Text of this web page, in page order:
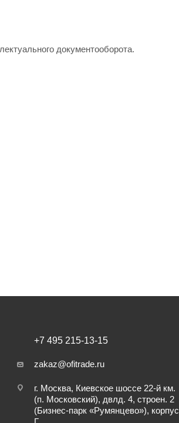
документооборота.
+7 495 215-13-15
zakaz@ofitrade.ru
г. Москва, Киевское шоссе 22-й км.
(п. Московский), двлд. 4, строен. 2
(Бизнес-парк «Румянцево»), корпус